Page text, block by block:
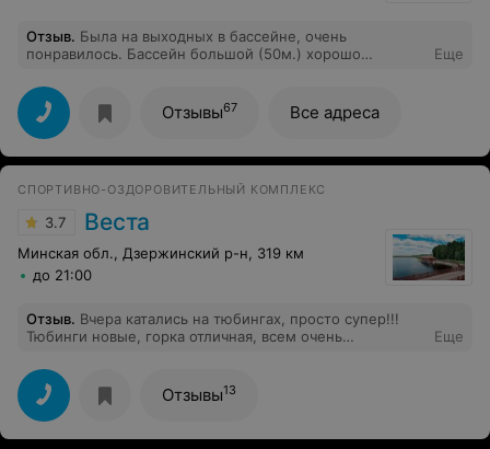
Отзыв. Была на выходных в бассейне, очень
понравилось. Бассейн большой (50м.) хорошо
можно зайти погреться в сауне. Все, что нужно для
поддержания отличного самочувствия!
Еще
Отзывы67 Все адреса
СПОРТИВНО-ОЗДОРОВИТЕЛЬНЫЙ КОМПЛЕКС
3.7 Веста
Минская обл., Дзержинский р-н, 319 км
до 21:00
Отзыв. Вчера катались на тюбингах, просто супер!!!
Тюбинги новые, горка отличная, всем очень
Еще
Отзывы13